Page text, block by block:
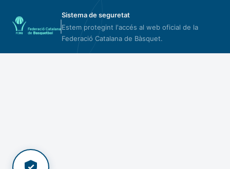
Sistema de seguretat
Estem protegint l'accés al web oficial de la
Federació Catalana de Bàsquet.